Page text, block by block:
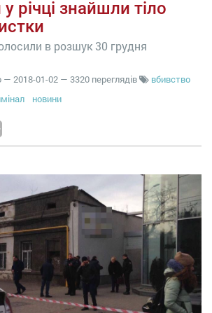
річці знайшли тіло
в розшук 30 грудня
— 2018-01-02 — 3320 переглядів
вбивство
новини